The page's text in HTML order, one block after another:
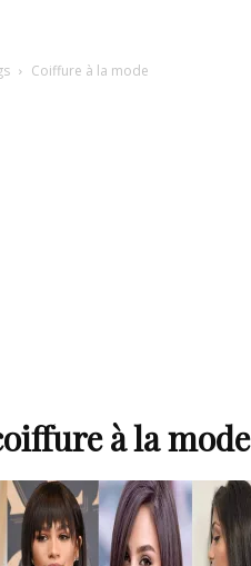
style
Coiffure à la mode
à la mode